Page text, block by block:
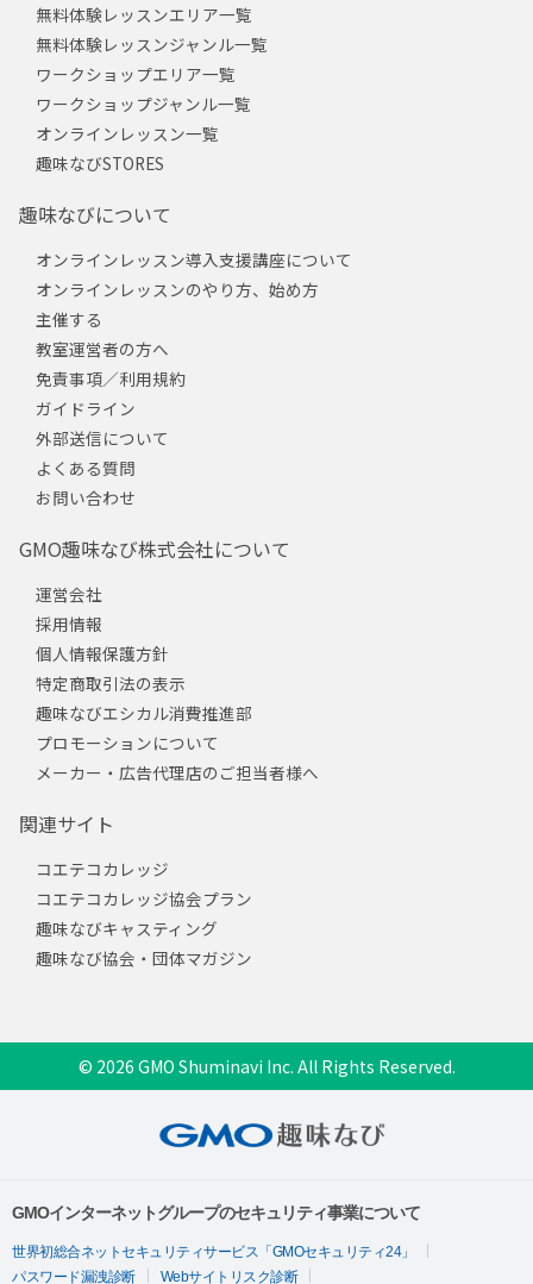
無料体験レッスンエリア一覧
無料体験レッスンジャンル一覧
ワークショップエリア一覧
ワークショップジャンル一覧
オンラインレッスン一覧
趣味なびSTORES
趣味なびについて
オンラインレッスン導入支援講座について
オンラインレッスンのやり方、始め方
主催する
教室運営者の方へ
免責事項／利用規約
ガイドライン
外部送信について
よくある質問
お問い合わせ
GMO趣味なび株式会社について
運営会社
採用情報
個人情報保護方針
特定商取引法の表示
趣味なびエシカル消費推進部
プロモーションについて
メーカー・広告代理店のご担当者様へ
関連サイト
コエテコカレッジ
コエテコカレッジ協会プラン
趣味なびキャスティング
趣味なび協会・団体マガジン
© 2026 GMO Shuminavi Inc. All Rights Reserved.